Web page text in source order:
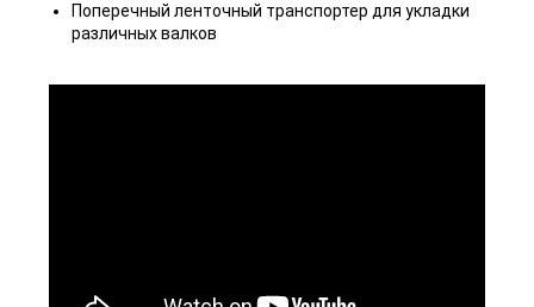
Поперечный ленточный транспортер для укладки
различных валков